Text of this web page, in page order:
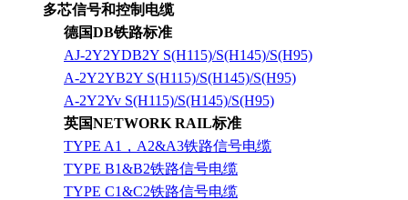
多芯信号和控制电缆
德国DB铁路标准
AJ-2Y2YDB2Y S(H115)/S(H145)/S(H95)
A-2Y2YB2Y S(H115)/S(H145)/S(H95)
A-2Y2Yv S(H115)/S(H145)/S(H95)
英国NETWORK RAIL标准
TYPE A1，A2&A3铁路信号电缆
TYPE B1&B2铁路信号电缆
TYPE C1&C2铁路信号电缆